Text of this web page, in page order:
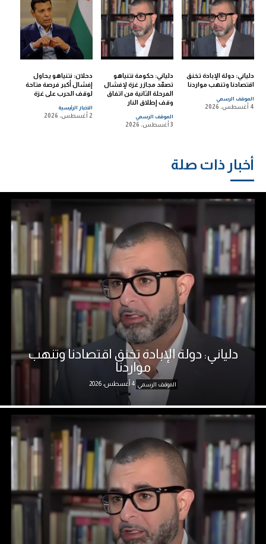
دلياني: دولة الإبادة تخنق
اقتصادنا وتنهب مواردنا
الموقف الرسمي
4 أغسطس، 2026
دلياني: حكومة نتنياهو
تصعّد مجازر غزة لإفشال
المرحلة الثانية من اتفاق
وقف إطلاق النار
الموقف الرسمي
3 أغسطس، 2026
دحلان: نتنياهو يحاول
إفشال أكبر فرصة متاحة
لوقف الحرب على غزة
الاخبار الرئيسية
2 أغسطس، 2026
أخبار ذات صلة
دلياني: دولة الإبادة تخنق اقتصادنا وتنهب
مواردنا
الموقف الرسمي 4 أغسطس، 2026